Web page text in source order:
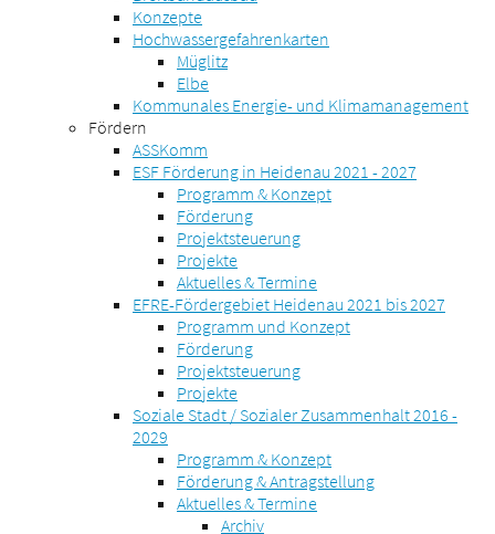
Konzepte
Hochwassergefahrenkarten
Müglitz
Elbe
Kommunales Energie- und Klimamanagement
Fördern
ASSKomm
ESF Förderung in Heidenau 2021 - 2027
Programm & Konzept
Förderung
Projektsteuerung
Projekte
Aktuelles & Termine
EFRE-Fördergebiet Heidenau 2021 bis 2027
Programm und Konzept
Förderung
Projektsteuerung
Projekte
Soziale Stadt / Sozialer Zusammenhalt 2016 -
2029
Programm & Konzept
Förderung & Antragstellung
Aktuelles & Termine
Archiv